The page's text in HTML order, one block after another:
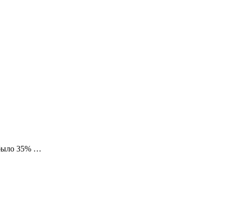
35% …